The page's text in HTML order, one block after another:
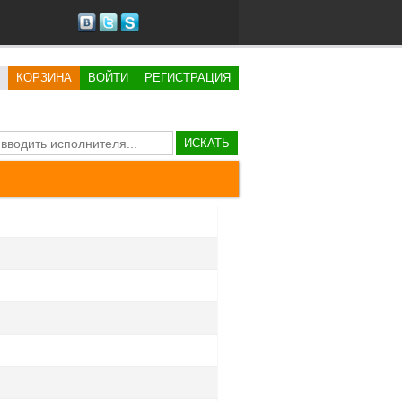
КОРЗИНА ВОЙТИ РЕГИСТРАЦИЯ
ИСКАТЬ